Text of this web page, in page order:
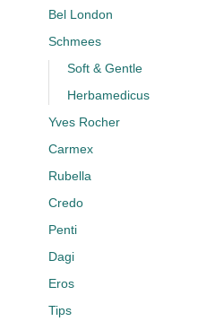
Bel London
Schmees
Soft & Gentle
Herbamedicus
Yves Rocher
Carmex
Rubella
Credo
Penti
Dagi
Eros
Tips